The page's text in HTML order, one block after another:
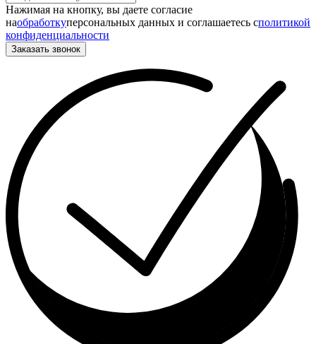
Нажимая на кнопку, вы даете согласие
наобработкуперсональных данных и соглашаетесь cполитикой
конфиденциальности
Заказать звонок